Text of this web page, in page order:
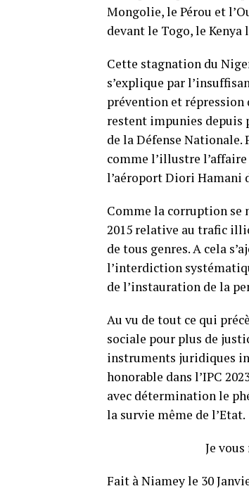
Mongolie, le Pérou et
devant le Togo, le
Cette stagnation du
s’explique par
prévention et répression
restent impunies depuis
de la Défense
comme l’illustre l’affaire
l’aéroport Diori Hamani
Comme la corruption se
2015 relative au trafic
de tous genres. A cela
l’interdiction
de l’instauration de la
Au vu de tout ce qui
sociale pour plus de
instruments juridiques
honorable dans l’IPC
avec détermination le
la survie même de l’Etat.
Je vous
Fait à Niamey le 30